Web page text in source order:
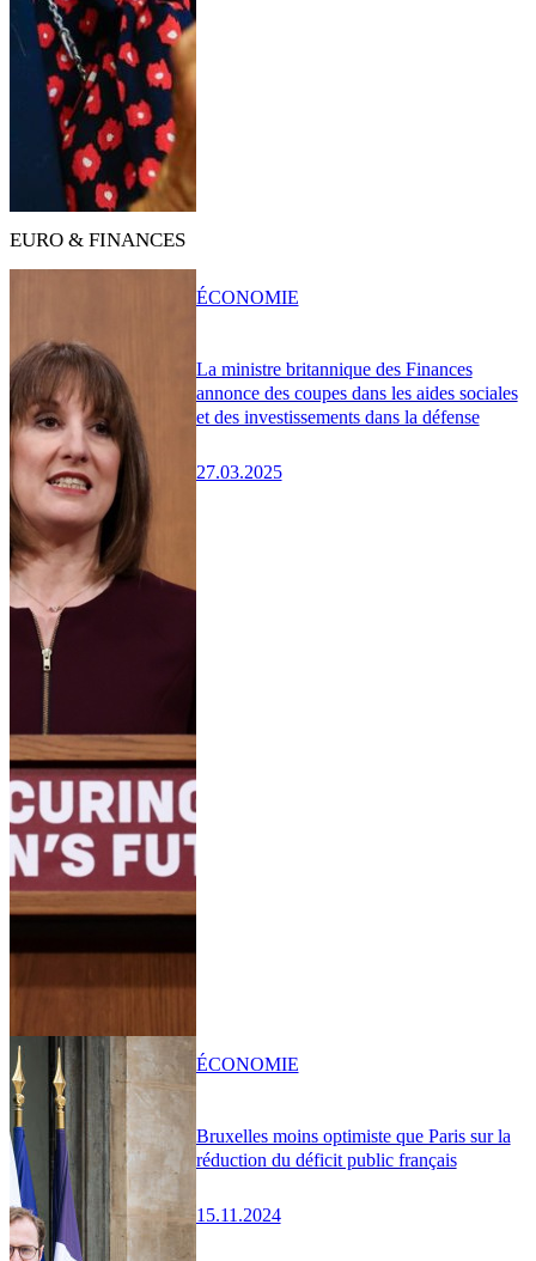
EURO & FINANCES
La ministre britannique des Finances
annonce des coupes dans les aides sociales
et des investissements dans la défense
27.03.2025
ÉCONOMIE
Bruxelles moins optimiste que Paris sur la
réduction du déficit public français
15.11.2024
ÉCONOMIE